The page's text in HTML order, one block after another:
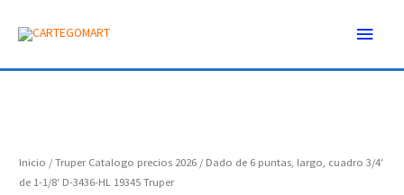
Menú
Inicio /Truper Catalogo precios 2026 / Dado de 6 puntas, largo, cuadro 3/4′
de 1-1/8′ D-3436-HL 19345 Truper
6
puntas,